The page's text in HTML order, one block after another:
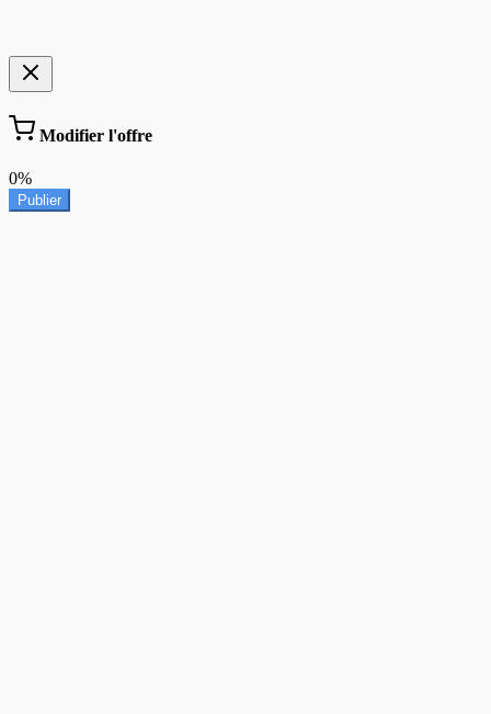
Modifier l'offre
0%
Publier